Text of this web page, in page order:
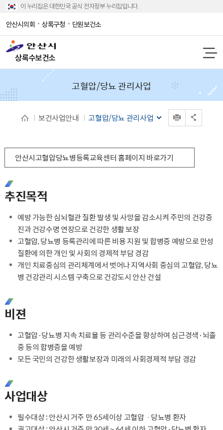
이 누리집은 대한민국 공식 전자정부 누리집입니다.
안산시의회 상록구청 단원보건소
상록수보건소
고혈압/당뇨 관리사업
보건사업안내 고혈압/당뇨 관리사업
안산시고혈압당뇨병등록교육센터 홈페이지 바로가기
추진목적
예방 가능한 심뇌혈관 질환 발생 및 사망을 감소시켜 주민의 건강증
진과 건강수명 연장으로 건강한 생활 보장
고혈압, 당뇨병 등록관리에 따른 비용 지원 및 합병증 예방으로 만성
질환에 의한 개인 및 사회의 경제적 부담 경감
개인 치료중심의 관리체계에서 벗어나 지역사회 중심의 고혈압, 당뇨
병 건강관리 시스템 구축으로 건강도시 안산 건설
비젼
고혈압·당뇨병 지속 치료율 등 관리수준을 향상하여 심근경색·뇌졸
중 등의 합병증을 예방
모든 국민의 건강한 생활보장과 미래의 사회경제적 부담 경감
사업대상
필수대상 : 안산시 거주 만 65세이상 고혈압ㆍ당뇨병 환자